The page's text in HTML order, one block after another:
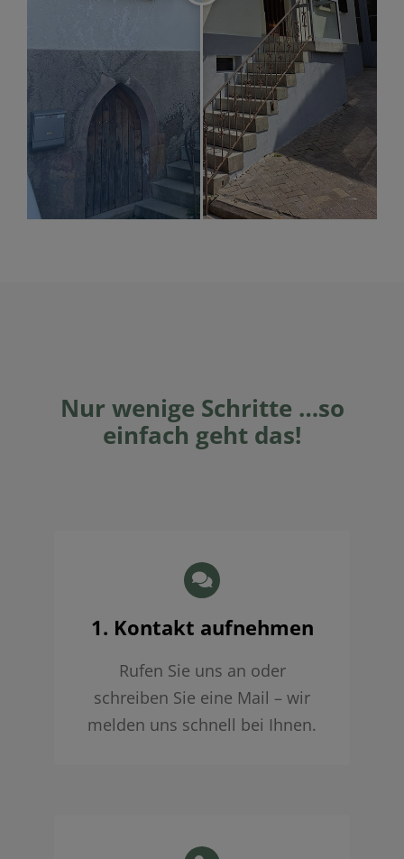
Nur wenige Schritte …so
einfach geht das!
1. Kontakt aufnehmen
Rufen Sie uns an oder
schreiben Sie eine Mail – wir
melden uns schnell bei Ihnen.